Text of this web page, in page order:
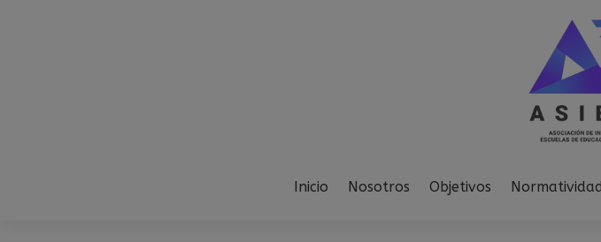
Inicio Nosotros Objetivos